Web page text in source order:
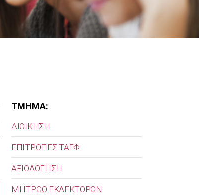
ΤΜΗΜΑ:
ΔΙΟΙΚΗΣΗ
ΕΠΙΤΡΟΠΕΣ ΤΑΓΦ
ΑΞΙΟΛΟΓΗΣΗ
ΜΗΤΡΩΟ ΕΚΛΕΚΤΟΡΩΝ